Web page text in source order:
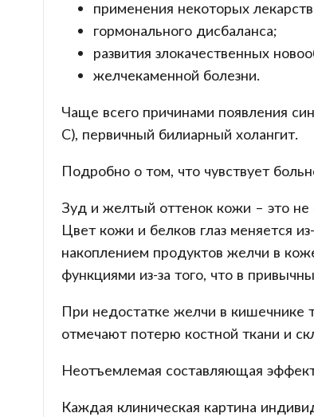
применения некоторых
гормонального дисбаланса;
развития злокачественных
желчекаменной болезни.
Чаще всего причинами появления
С), первичный билиарный холангит.
Подробно о том, что чувствует
Зуд и желтый оттенок кожи – это не
Цвет кожи и белков глаз меняется
накоплением продуктов желчи в
функциями из-за того, что в
При недостатке желчи в кишечнике
отмечают потерю костной ткани и
Неотъемлемая составляющая
Каждая клиническая картина